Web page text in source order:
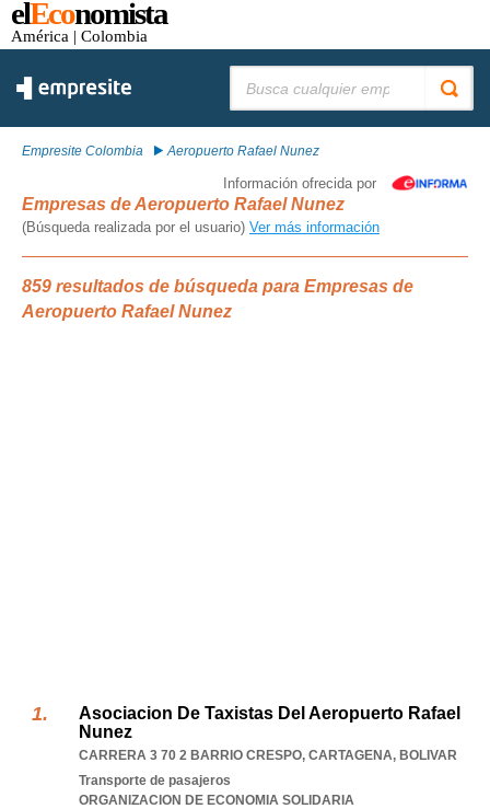
elEconomista
América | Colombia
Empresite Colombia Aeropuerto Rafael Nunez
Información ofrecida por
Empresas de Aeropuerto Rafael Nunez
(Búsqueda realizada por el usuario) Ver más información
859 resultados de búsqueda para Empresas de
Aeropuerto Rafael Nunez
Asociacion De Taxistas Del Aeropuerto Rafael
Nunez
CARRERA 3 70 2 BARRIO CRESPO, CARTAGENA, BOLIVAR
Transporte de pasajeros
ORGANIZACION DE ECONOMIA SOLIDARIA